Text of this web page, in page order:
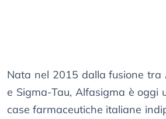
Nata nel 2015 dalla fusione tra
e Sigma-Tau, Alfasigma è oggi
case farmaceutiche italiane